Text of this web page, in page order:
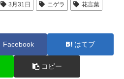
3月31日 ニゲラ
花言葉
Facebook はてブ
コピー